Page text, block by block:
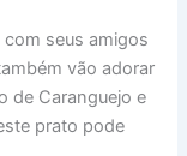
seus amigos
vão adorar
de Caranguejo e
prato pode